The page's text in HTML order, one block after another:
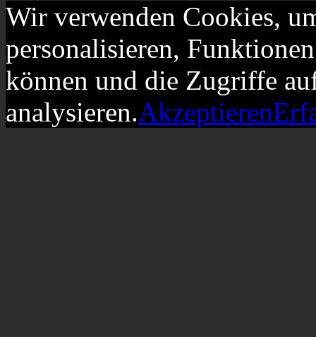
Wir verwenden Cookies,
personalisieren,
können und die Zugriffe
analysieren.Akzeptieren